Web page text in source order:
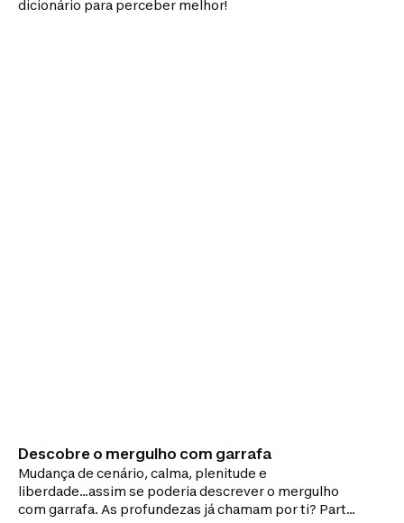
dicionário para perceber melhor!
Descobre o mergulho com garrafa
Mudança de cenário, calma, plenitude e
liberdade...assim se poderia descrever o mergulho
com garrafa. As profundezas já chamam por ti? Parte